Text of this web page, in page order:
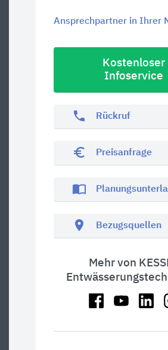
Ansprechpartner in Ihrer
Kostenloser
Infoservice
phone Rückruf
euro_symbol Preisanfrage
import_contacts
location_on Bezugsquellen
Mehr von